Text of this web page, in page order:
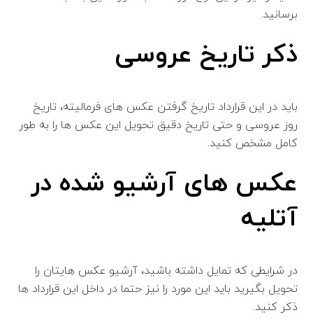
برسانید.
ذکر تاریخ عروسی
باید در این قرارداد تاریخ گرفتن عکس های فرمالیته، تاریخ
روز عروسی و حتی تاریخ دقیق تحویل این عکس ها را به طور
کامل مشخص کنید.
عکس های آرشیو شده در
آتلیه
در شرایطی که تمایل داشته باشید، آرشیو عکس هایتان را
تحویل بگیرید باید این مورد را نیز حتما در داخل این قرارداد ها
ذکر کنید.